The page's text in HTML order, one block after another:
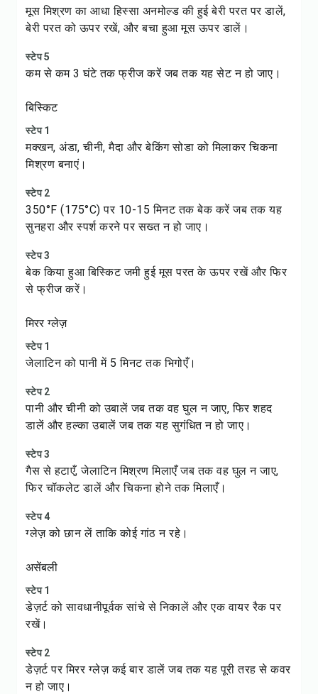
मूस मिश्रण का आधा हिस्सा अनमोल्ड की हुई बेरी परत पर डालें,
बेरी परत को ऊपर रखें, और बचा हुआ मूस ऊपर डालें।
स्टेप 5
कम से कम 3 घंटे तक फ्रीज करें जब तक यह सेट न हो जाए।
बिस्किट
स्टेप 1
मक्खन, अंडा, चीनी, मैदा और बेकिंग सोडा को मिलाकर चिकना
मिश्रण बनाएं।
स्टेप 2
350°F (175°C) पर 10-15 मिनट तक बेक करें जब तक यह
सुनहरा और स्पर्श करने पर सख्त न हो जाए।
स्टेप 3
बेक किया हुआ बिस्किट जमी हुई मूस परत के ऊपर रखें और फिर
से फ्रीज करें।
मिरर ग्लेज़
स्टेप 1
जेलाटिन को पानी में 5 मिनट तक भिगोएँ।
स्टेप 2
पानी और चीनी को उबालें जब तक वह घुल न जाए, फिर शहद
डालें और हल्का उबालें जब तक यह सुगंधित न हो जाए।
स्टेप 3
गैस से हटाएँ, जेलाटिन मिश्रण मिलाएँ जब तक वह घुल न जाए,
फिर चॉकलेट डालें और चिकना होने तक मिलाएँ।
स्टेप 4
ग्लेज़ को छान लें ताकि कोई गांठ न रहे।
असेंबली
स्टेप 1
डेज़र्ट को सावधानीपूर्वक सांचे से निकालें और एक वायर रैक पर
रखें।
स्टेप 2
डेज़र्ट पर मिरर ग्लेज़ कई बार डालें जब तक यह पूरी तरह से कवर
न हो जाए।